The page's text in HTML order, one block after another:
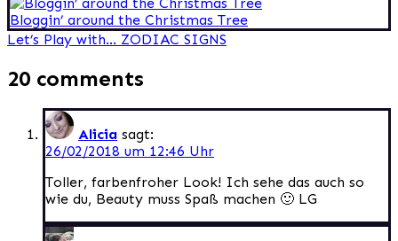
Bloggin’ around the Christmas Tree
Beitragsnavigation
Let’s Play with… ZODIAC SIGNS
20 comments
Alicia sagt:
26/02/2018 um 12:46 Uhr
Toller, farbenfroher Look! Ich sehe das auch so
wie du, Beauty muss Spaß machen 🙂 LG